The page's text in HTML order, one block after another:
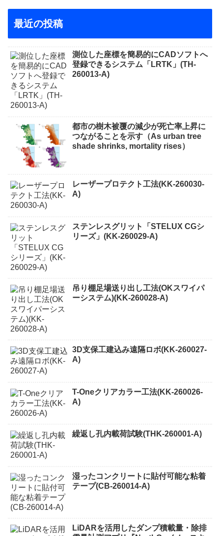
最近の投稿
測位した座標を簡易的にCADソフトへ
登録できるシステム「LRTK」(TH-
260013-A)
都市の樹木被覆の減少が死亡率上昇に
つながることを示す（As urban tree
shade shrinks, mortality rises）
レーザープロテクト⼯法(KK-260030-
A)
ステンレスグリット「STELUX CGシ
リーズ」(KK-260029-A)
吊り棚足場送り出し工法(OKスワイパ
ーシステム)(KK-260028-A)
3D支保工建込み遠隔ロボ(KK-260027-
A)
T-Oneクリアカラー工法(KK-260026-
A)
繰返し孔内載荷試験(THK-260001-A)
湿ったコンクリートに貼付可能な粘着
テープ(CB-260014-A)
LiDARを活用したダンプ積載量・除排